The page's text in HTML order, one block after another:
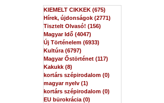
KIEMELT CIKKEK (675)
Hírek, újdonságok (2771)
Tisztelt Olvasó! (156)
Magyar Idő (4047)
Új Történelem (6933)
Kultúra (6797)
Magyar Őstörténet (117)
Kakukk (8)
kortárs szépirodalom (0)
magyar nyelv (1)
kortárs szépirodalom (0)
EU bürokrácia (0)